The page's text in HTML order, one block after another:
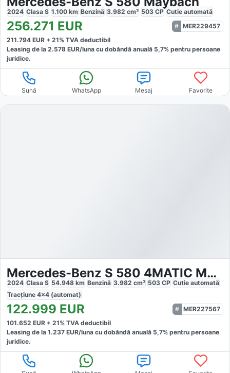
2024 Clasa S 1.100 km Benzină 3.982 cm³ 503 CP Cutie automată
256.271 EUR
MER229457
211.794 EUR + 21% TVA deductibil
Leasing de la 2.578 EUR/luna cu dobăndă anuală 5,7% pentru persoane
juridice.
Sună WhatsApp Mesaj Favorite
Mercedes-Benz S 580 4MATIC MHEV Aut.
2024 Clasa S 54.948 km Benzină 3.982 cm³ 503 CP Cutie automată
Tracțiune 4x4 (automat)
122.999 EUR
MER227567
101.652 EUR + 21% TVA deductibil
Leasing de la 1.237 EUR/luna cu dobăndă anuală 5,7% pentru persoane
juridice.